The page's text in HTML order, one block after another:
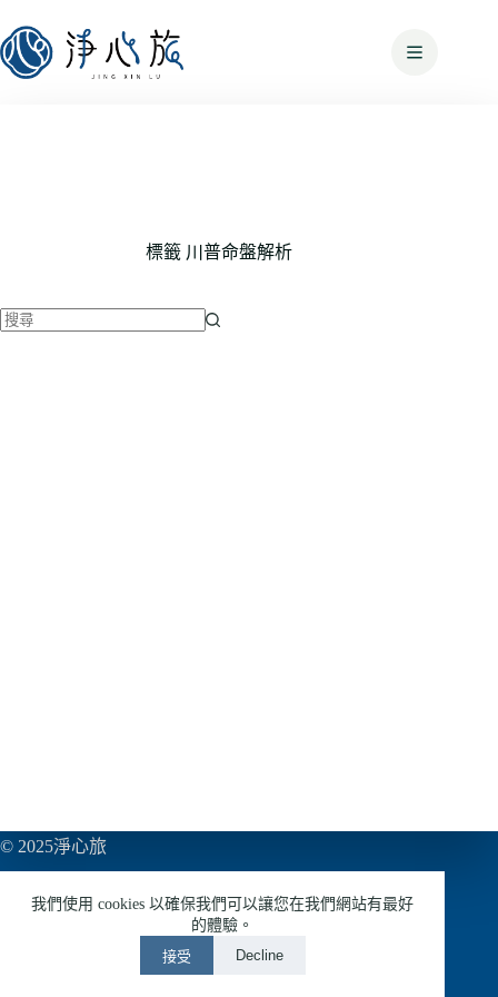
我們使用 cookies 以確保我們可以讓您在我們網站有最好
的體驗。
接受
Decline
標籤 川普命盤解析
© 2025淨心旅
亞巨多媒體有限公司
54953433